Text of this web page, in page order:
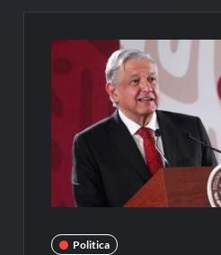
Politica